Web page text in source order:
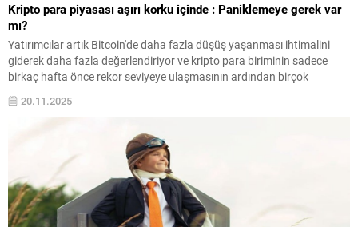
Kripto para piyasası aşırı korku içinde : Paniklemeye gerek var
mı?
Yatırımcılar artık Bitcoin'de daha fazla düşüş yaşanması ihtimalini
giderek daha fazla değerlendiriyor ve kripto para biriminin sadece
birkaç hafta önce rekor seviyeye ulaşmasının ardından birçok
yatırımcı pozisyonlarını satarak ve korumaya alarak ...
20.11.2025